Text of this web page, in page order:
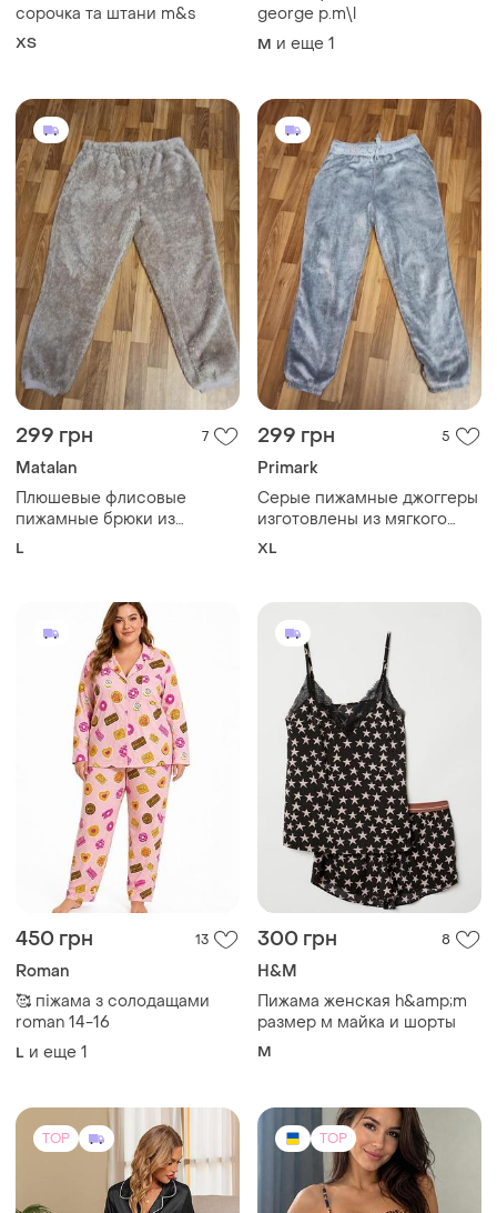
сорочка та штани m&s
ХS
george р.m\l
M и еще 1
299 грн 7
Мatalan
Плюшевые флисовые
пижамные брюки из
мягкого велсофта или
L
299 грн 5
Primark
Серые пижамные джоггеры
изготовлены из мягкого
плюшевого или мехового
XL
450 грн 13
Roman
🥰 піжама з солодащами
roman 14-16
L и еще 1
300 грн 8
H&M
Пижама женская h&amp;m
размер м майка и шорты
M
TOP TOP